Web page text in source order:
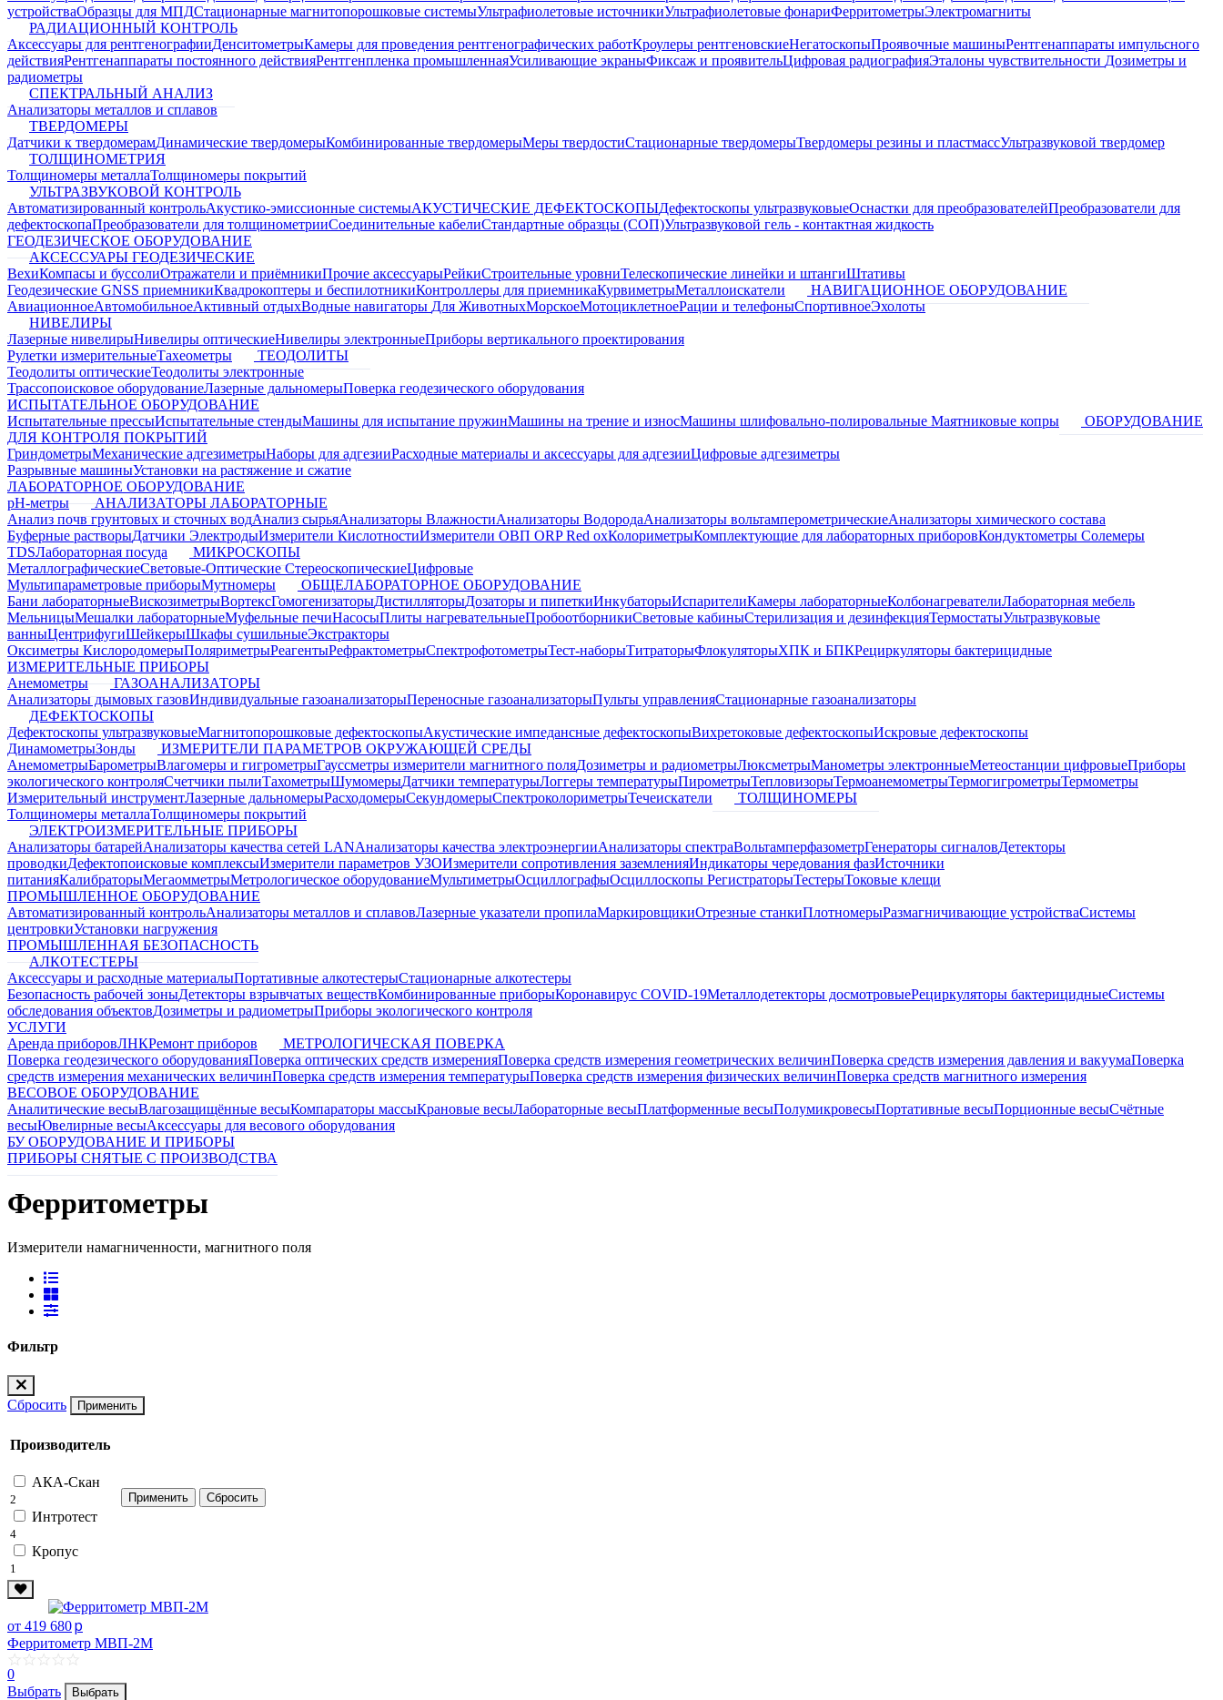
устройстваОбразцы для МПДСтационарные магнитопорошковые системыУльтрафиолетовые источникиУльтрафиолетовые фонариФерритометрыЭлектромагниты
РАДИАЦИОННЫЙ КОНТРОЛЬ
Аксессуары для рентгенографииДенситометрыКамеры для проведения рентгенографических работКроулеры рентгеновскиеНегатоскопыПроявочные машиныРентгенаппараты импульсного
действияРентгенаппараты постоянного действияРентгенпленка промышленнаяУсиливающие экраныФиксаж и проявительЦифровая радиографияЭталоны чувствительности Дозиметры и
радиометры
СПЕКТРАЛЬНЫЙ АНАЛИЗ
Анализаторы металлов и сплавов
ТВЕРДОМЕРЫ
Датчики к твердомерамДинамические твердомерыКомбинированные твердомерыМеры твердостиСтационарные твердомерыТвердомеры резины и пластмассУльтразвуковой твердомер
ТОЛЩИНОМЕТРИЯ
Толщиномеры металлаТолщиномеры покрытий
УЛЬТРАЗВУКОВОЙ КОНТРОЛЬ
Автоматизированный контрольАкустико-эмиссионные системыАКУСТИЧЕСКИЕ ДЕФЕКТОСКОПЫДефектоскопы ультразвуковыеОснастки для преобразователейПреобразователи для
дефектоскопаПреобразователи для толщинометрииСоединительные кабелиСтандартные образцы (СОП)Ультразвуковой гель - контактная жидкость
ГЕОДЕЗИЧЕСКОЕ ОБОРУДОВАНИЕ
АКСЕССУАРЫ ГЕОДЕЗИЧЕСКИЕ
ВехиКомпасы и буссолиОтражатели и приёмникиПрочие аксессуарыРейкиСтроительные уровниТелескопические линейки и штангиШтативы
Геодезические GNSS приемникиКвадрокоптеры и беспилотникиКонтроллеры для приемникаКурвиметрыМеталлоискатели
НАВИГАЦИОННОЕ ОБОРУДОВАНИЕ
АвиационноеАвтомобильноеАктивный отдыхВодные навигаторы Для ЖивотныхМорскоеМотоциклетноеРации и телефоныСпортивноеЭхолоты
НИВЕЛИРЫ
Лазерные нивелирыНивелиры оптическиеНивелиры электронныеПриборы вертикального проектирования
Рулетки измерительныеТахеометры
ТЕОДОЛИТЫ
Теодолиты оптическиеТеодолиты электронные
Трассопоисковое оборудованиеЛазерные дальномерыПоверка геодезического оборудования
ИСПЫТАТЕЛЬНОЕ ОБОРУДОВАНИЕ
Испытательные прессыИспытательные стендыМашины для испытание пружинМашины на трение и износМашины шлифовально-полировальные Маятниковые копры
ОБОРУДОВАНИЕ
ДЛЯ КОНТРОЛЯ ПОКРЫТИЙ
ГриндометрыМеханические адгезиметрыНаборы для адгезииРасходные материалы и аксессуары для адгезииЦифровые адгезиметры
Разрывные машиныУстановки на растяжение и сжатие
ЛАБОРАТОРНОЕ ОБОРУДОВАНИЕ
pH-метры
АНАЛИЗАТОРЫ ЛАБОРАТОРНЫЕ
Анализ почв грунтовых и сточных водАнализ сырьяАнализаторы ВлажностиАнализаторы ВодородаАнализаторы вольтамперометрическиеАнализаторы химического состава
Буферные растворыДатчики ЭлектродыИзмерители КислотностиИзмерители ОВП ORP Red oxКолориметрыКомплектующие для лабораторных приборовКондуктометры Солемеры
TDSЛабораторная посуда
МИКРОСКОПЫ
МеталлографическиеСветовые-ОптическиеСтереоскопическиеЦифровые
Мультипараметровые приборыМутномеры
ОБЩЕЛАБОРАТОРНОЕ ОБОРУДОВАНИЕ
Бани лабораторныеВискозиметрыВортексГомогенизаторыДистилляторыДозаторы и пипеткиИнкубаторыИспарителиКамеры лабораторныеКолбонагревателиЛабораторная мебель
МельницыМешалки лабораторныеМуфельные печиНасосыПлиты нагревательныеПробоотборникиСветовые кабиныСтерилизация и дезинфекцияТермостатыУльтразвуковые
ванныЦентрифугиШейкерыШкафы сушильныеЭкстракторы
Оксиметры КислородомерыПоляриметрыРеагентыРефрактометрыСпектрофотометрыТест-наборыТитраторыФлокуляторыХПК и БПКРециркуляторы бактерицидные
ИЗМЕРИТЕЛЬНЫЕ ПРИБОРЫ
Анемометры
ГАЗОАНАЛИЗАТОРЫ
Анализаторы дымовых газовИндивидуальные газоанализаторыПереносные газоанализаторыПульты управленияСтационарные газоанализаторы
ДЕФЕКТОСКОПЫ
Дефектоскопы ультразвуковыеМагнитопорошковые дефектоскопыАкустические импедансные дефектоскопыВихретоковые дефектоскопыИскровые дефектоскопы
ДинамометрыЗонды
ИЗМЕРИТЕЛИ ПАРАМЕТРОВ ОКРУЖАЮЩЕЙ СРЕДЫ
АнемометрыБарометрыВлагомеры и гигрометрыГауссметры измерители магнитного поляДозиметры и радиометрыЛюксметрыМанометры электронныеМетеостанции цифровыеПриборы
экологического контроляСчетчики пылиТахометрыШумомерыДатчики температурыЛоггеры температурыПирометрыТепловизорыТермоанемометрыТермогигрометрыТермометры
Измерительный инструментЛазерные дальномерыРасходомерыСекундомерыСпектроколориметрыТечеискатели
ТОЛЩИНОМЕРЫ
Толщиномеры металлаТолщиномеры покрытий
ЭЛЕКТРОИЗМЕРИТЕЛЬНЫЕ ПРИБОРЫ
Анализаторы батарейАнализаторы качества сетей LANАнализаторы качества электроэнергииАнализаторы спектраВольтамперфазометрГенераторы сигналовДетекторы
проводкиДефектопоисковые комплексыИзмерители параметров УЗОИзмерители сопротивления заземленияИндикаторы чередования фазИсточники
питанияКалибраторыМегаомметрыМетрологическое оборудованиеМультиметрыОсциллографыОсциллоскопы РегистраторыТестерыТоковые клещи
ПРОМЫШЛЕННОЕ ОБОРУДОВАНИЕ
Автоматизированный контрольАнализаторы металлов и сплавовЛазерные указатели пропилаМаркировщикиОтрезные станкиПлотномерыРазмагничивающие устройстваСистемы
центровкиУстановки нагружения
ПРОМЫШЛЕННАЯ БЕЗОПАСНОСТЬ
АЛКОТЕСТЕРЫ
Аксессуары и расходные материалыПортативные алкотестерыСтационарные алкотестеры
Безопасность рабочей зоныДетекторы взрывчатых веществКомбинированные приборыКоронавирус COVID-19Металлодетекторы досмотровыеРециркуляторы бактерицидныеСистемы
обследования объектовДозиметры и радиометрыПриборы экологического контроля
УСЛУГИ
Аренда приборовЛНКРемонт приборов
МЕТРОЛОГИЧЕСКАЯ ПОВЕРКА
Поверка геодезического оборудованияПоверка оптических средств измеренияПоверка средств измерения геометрических величинПоверка средств измерения давления и вакуумаПоверка
средств измерения механических величинПоверка средств измерения температурыПоверка средств измерения физических величинПоверка средств магнитного измерения
ВЕСОВОЕ ОБОРУДОВАНИЕ
Аналитические весыВлагозащищённые весыКомпараторы массыКрановые весыЛабораторные весыПлатформенные весыПолумикровесыПортативные весыПорционные весыСчётные
весыЮвелирные весыАксессуары для весового оборудования
БУ ОБОРУДОВАНИЕ И ПРИБОРЫ
ПРИБОРЫ СНЯТЫЕ С ПРОИЗВОДСТВА
Ферритометры
Измерители намагниченности, магнитного поля
Фильтр
Сбросить Применить
Производитель
АКА-Скан
2
Интротест
4
Кропус
1
от 419 680p
Ферритометр МВП-2М
0
Выбрать
Выбрать